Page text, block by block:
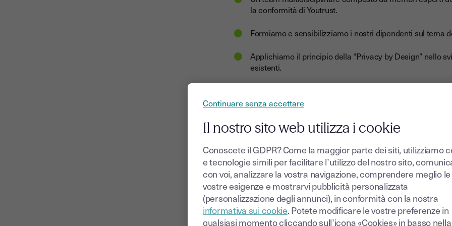
la conformità di Youtrust.
Formiamo e sensibilizziamo i nostri dipendenti sul tema
Applichiamo il principio della “Privacy by Design” nello
esistenti.
Garantiamo la tracciabilità e il controllo delle nostre
delle attività di trattamento.
Disponiamo di una procedura di notifica per la
Youtrust si avvale di
Continuare senza accettare
Il nostro sito web utilizza i cookie
Conoscete il GDPR? Come la maggior parte dei siti, utilizziamo
e tecnologie simili per facilitare l’utilizzo del nostro sito,
con voi, analizzare la vostra navigazione, comprendere meglio le
vostre esigenze e mostrarvi pubblicità personalizzata
(personalizzazione degli annunci), in conformità con la nostra
informativa sui cookie. Potete modificare le vostre preferenze in
qualsiasi momento cliccando sull’icona «Cookies» in basso nella